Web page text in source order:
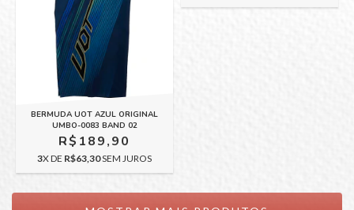
BERMUDA UOT AZUL ORIGINAL
UMBO-0083 BAND 02
R$189,90
3X DE R$63,30SEM JUROS